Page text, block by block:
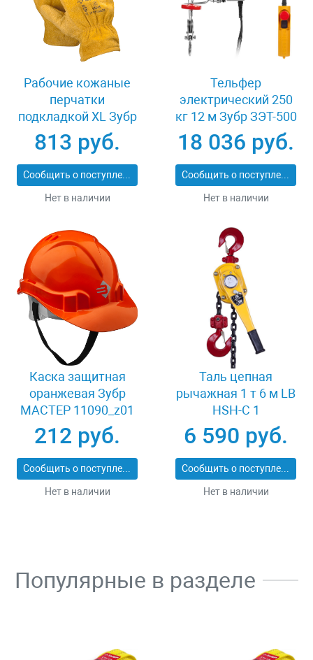
Рабочие кожаные
перчатки
подкладкой XL Зубр
МАСТЕР 1135-XL
813 руб.
Сообщить о поступлении
Нет в наличии
Тельфер
электрический 250
кг 12 м Зубр ЗЭТ-500
18 036 руб.
Сообщить о поступлении
Нет в наличии
Каска защитная
оранжевая Зубр
МАСТЕР 11090_z01
212 руб.
Сообщить о поступлении
Нет в наличии
Таль цепная
рычажная 1 т 6 м LB
HSH-C 1
6 590 руб.
Сообщить о поступлении
Нет в наличии
Популярные в разделе